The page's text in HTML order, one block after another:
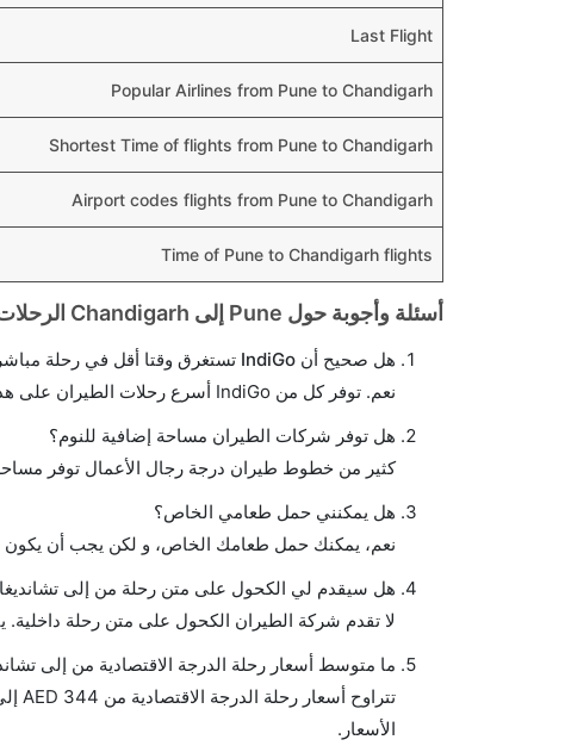
Last Flight
Popular Airlines from Pune to Chandigarh
Shortest Time of flights from Pune to Chandigarh
Airport codes flights from Pune to Chandigarh
Time of Pune to Chandigarh flights
أسئلة وأجوبة حول Pune إلى Chandigarh الرحلات الجوية
هل صحيح أن IndiGo تستغرق وقتا أقل في رحلة مباشرة من إلىتشانديغار مما تستغرقه الخطوط الجوية الأخرى؟
نعم. توفر كل من IndiGo أسرع رحلات الطيران على هذا الطريق،
هل توفر شركات الطيران مساحة إضافية للنوم؟
كثير من خطوط طيران درجة رجال الأعمال توفر
هل يمكنني حمل طعامي الخاص؟
نعم، يمكنك حمل طعامك الخاص، و لكن يجب أن يكون
هل سيقدم لي الكحول على متن رحلة من إلى
لا تقدم شركة الطيران الكحول على متن رحلة
ما متوسط أسعار رحلة الدرجة الاقتصادية من إلى
الأسعار.